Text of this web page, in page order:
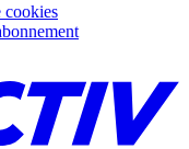
cookies